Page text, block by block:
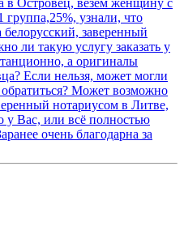
в Островец, везём женщину с
узнали, что
заверенный
ли такую услугу заказать у
а оригиналы
Если нельзя, может могли
Может возможно
нотариусом в Литве,
у Вас, или всё полностью
очень благодарна за